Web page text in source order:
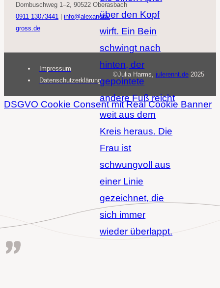
Dornbuschweg 1–2, 90522 Oberasbach
0911 13073441
info@alexandra-
gross.de
Impressum
Datenschutz­erklärung
©Julia Harms, julerennt.de 2025
DSGVO Cookie Consent mit Real Cookie Banner